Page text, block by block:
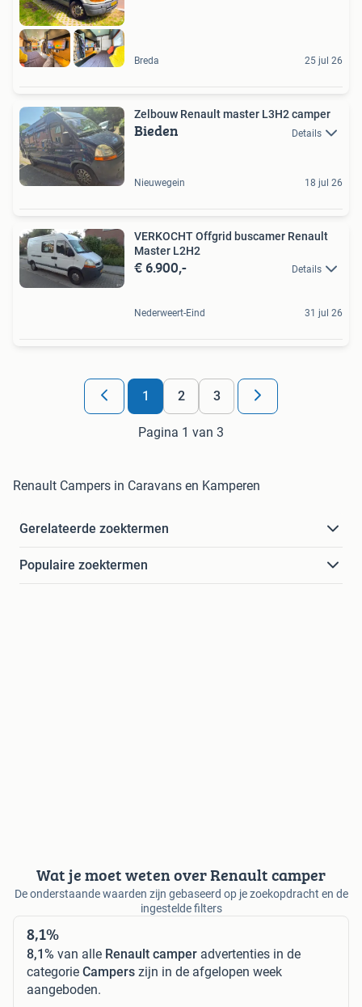
Breda 25 jul 26
Zelbouw Renault master L3H2 camper
Bieden Details
Nieuwegein 18 jul 26
VERKOCHT Offgrid buscamer Renault
Master L2H2
€ 6.900,- Details
Nederweert-Eind 31 jul 26
1 2 3
Pagina 1 van 3
Renault Campers in Caravans en Kamperen
Gerelateerde zoektermen
Populaire zoektermen
Wat je moet weten over Renault camper
De onderstaande waarden zijn gebaseerd op je zoekopdracht en de
ingestelde filters
8,1%
8,1% van alle Renault camper advertenties in de
categorie Campers zijn in de afgelopen week
aangeboden.